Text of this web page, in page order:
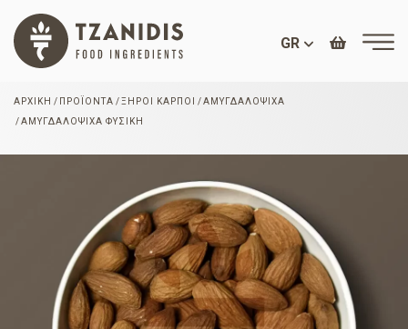
GR
ΑΡΧΙΚΉ ΠΡΟΪΌΝΤΑ ΞΗΡΟΊ ΚΑΡΠΟΊ
ΑΜΥΓΔΑΛΌΨΙΧΑ
ΑΜΥΓΔΑΛΌΨΙΧΑ ΦΥΣΙΚΉ